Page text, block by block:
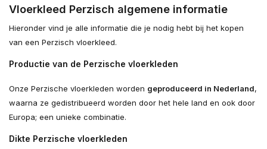
Vloerkleed Perzisch algemene informatie
Hieronder vind je alle informatie die je nodig hebt bij het kopen
van een Perzisch vloerkleed.
Productie van de Perzische vloerkleden
Onze Perzische vloerkleden worden geproduceerd in Nederland,
waarna ze gedistribueerd worden door het hele land en ook door
Europa; een unieke combinatie.
Dikte Perzische vloerkleden